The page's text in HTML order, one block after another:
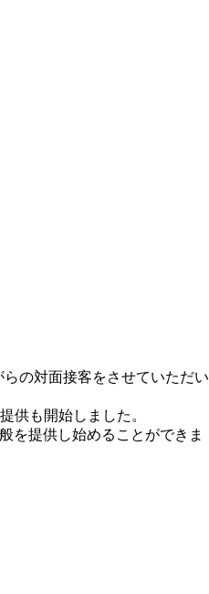
の対面接客をさせていただい
供も開始しました。
を提供し始めることができま